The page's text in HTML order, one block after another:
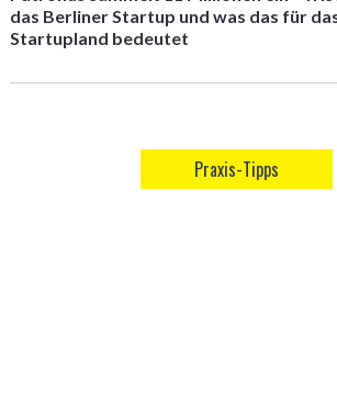
das Berliner Startup und was das für
Startupland bedeutet
Praxis-Tipps